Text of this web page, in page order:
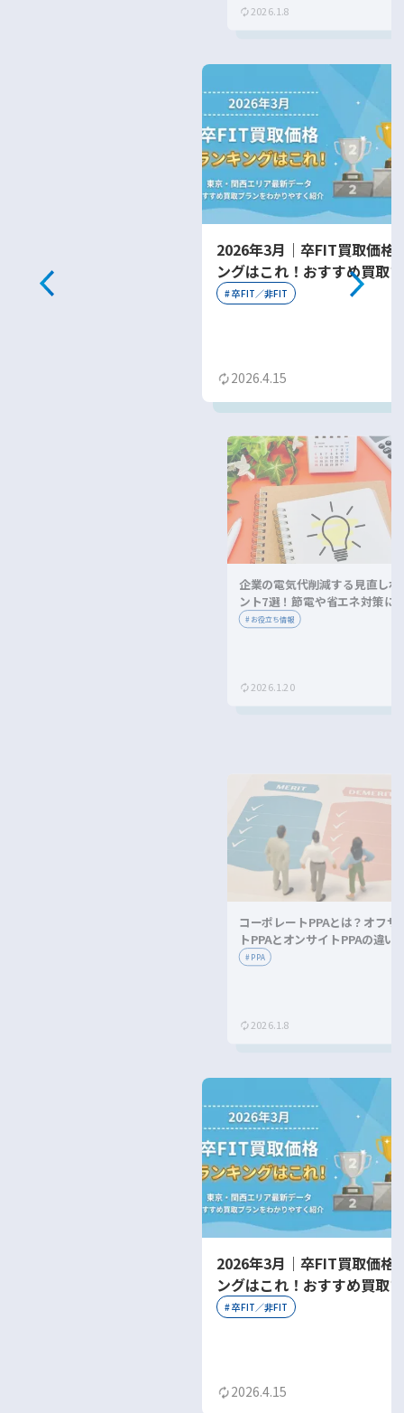
2026.1.8
2026年3月｜卒FIT買取価格
ングはこれ！おすすめ買取
をわかりやすく紹介
#卒FIT／非FIT
2026.4.15
企業の電気代削減する見直しポ
ント7選！節電や省エネ対策に
ながる方法を紹介！
#お役立ち情報
2026.1.20
コーポレートPPAとは？オフサ
トPPAとオンサイトPPAの違い
メリット・デメリットを解説！
#PPA
2026.1.8
2026年3月｜卒FIT買取価格
ングはこれ！おすすめ買取
をわかりやすく紹介
#卒FIT／非FIT
2026.4.15